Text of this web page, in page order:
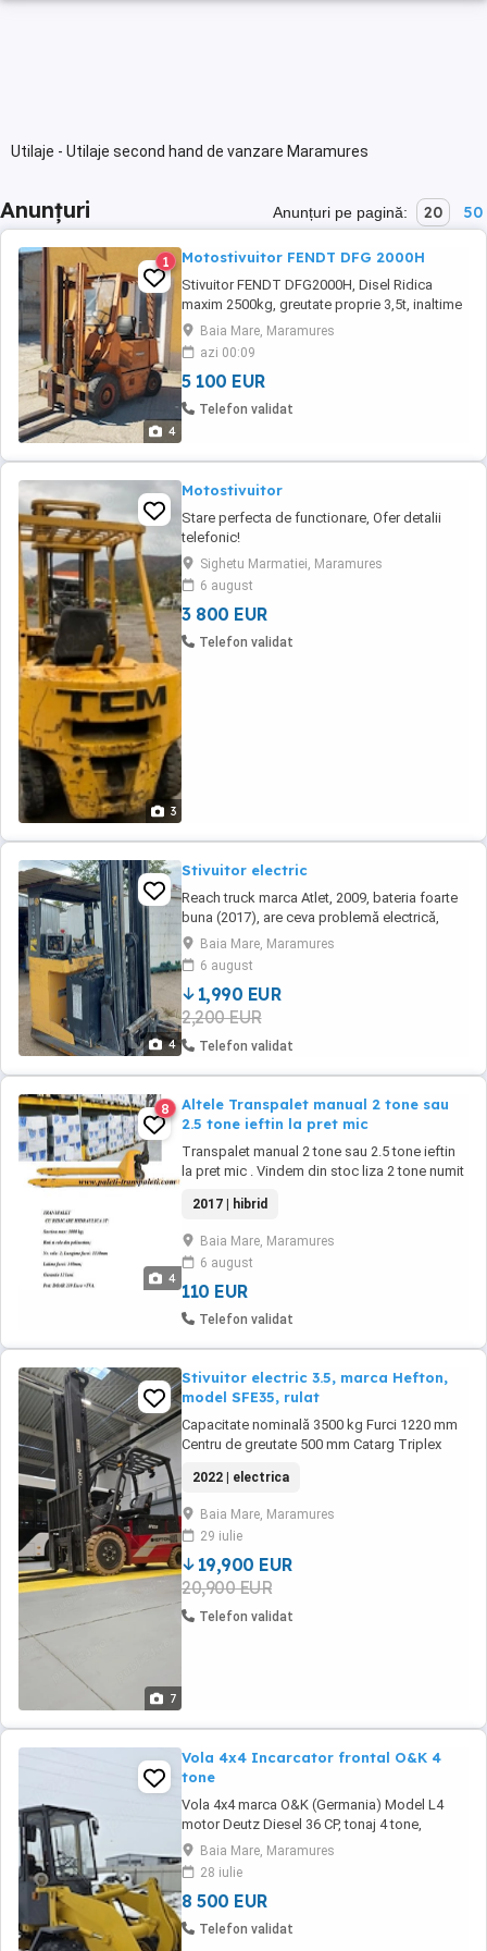
Utilaje - Utilaje second hand de vanzare Maramures
Anunțuri Anunțuri pe pagină: 20 50
4
1 Motostivuitor FENDT DFG 2000H
Stivuitor FENDT DFG2000H, Disel Ridica
maxim 2500kg, greutate proprie 3,5t, inaltime
maxima de ridicare 4m, inaltime catarg 2,4m,
Robust, puternic 2500cmc la 160CP , disel,
motor Mercedes (Bot de cal) 1977, Revizie
facuta acum 6 luni, functionare impecabila
disponibil in Baia Mare, folosit ocazional.
Baia Mare, Maramures
azi 00:09
5 100 EUR
Telefon validat
3
Motostivuitor
Stare perfecta de functionare, Ofer detalii
telefonic!
Sighetu Marmatiei, Maramures
6 august
3 800 EUR
Telefon validat
4
Stivuitor electric
Reach truck marca Atlet, 2009, bateria foarte
buna (2017), are ceva problemă electrică,
care îl aduce în stare de avarie. Este
complect, scaunul retapițat, va fi montat. Preț:
1990 plus tva.
Baia Mare, Maramures
6 august
1,990 EUR
2,200 EUR
Telefon validat
4
8
Altele Transpalet manual 2 tone sau
2.5 tone ieftin la pret mic
Transpalet manual 2 tone sau 2.5 tone ieftin
la pret mic . Vindem din stoc liza 2 tone numit
modele constructive pentru a acoperi toata
cerinta din piata. cum ar fi: -liza transpalet 2
tone standard europal 1150x550 mm -cu
roata simpla sau roti duble, -cu pompa ...
2017 | hibrid
Baia Mare, Maramures
6 august
110 EUR
Telefon validat
7
Stivuitor electric 3.5, marca Hefton,
model SFE35, rulat
Capacitate nominală 3500 kg Furci 1220 mm
Centru de greutate 500 mm Catarg Triplex
hidraulic 3&4 valve cu conducte Înălțime
maximă catarg restrâns 3083 mm Înălțime
maximă catarg extins 7773 mm Înălțime liberă
de ridicare 1855 mm Înclinare catarg față
spate 3 ...
2022 | electrica
Baia Mare, Maramures
29 iulie
19,900 EUR
20,900 EUR
Telefon validat
Vola 4x4 Incarcator frontal O&K 4
tone
Vola 4x4 marca O&K (Germania) Model L4
motor Deutz Diesel 36 CP, tonaj 4 tone,
Articulat, consum mic In stare buna de
functionare, porneste usor, hidraulice in stare
buna Cuplaj rapid Accesorii: Cupa, Lame
stivuitor, Lama dezapezire Adus din
Germania, folosit putin in Romania la
Baia Mare, Maramures
28 iulie
8 500 EUR
Telefon validat